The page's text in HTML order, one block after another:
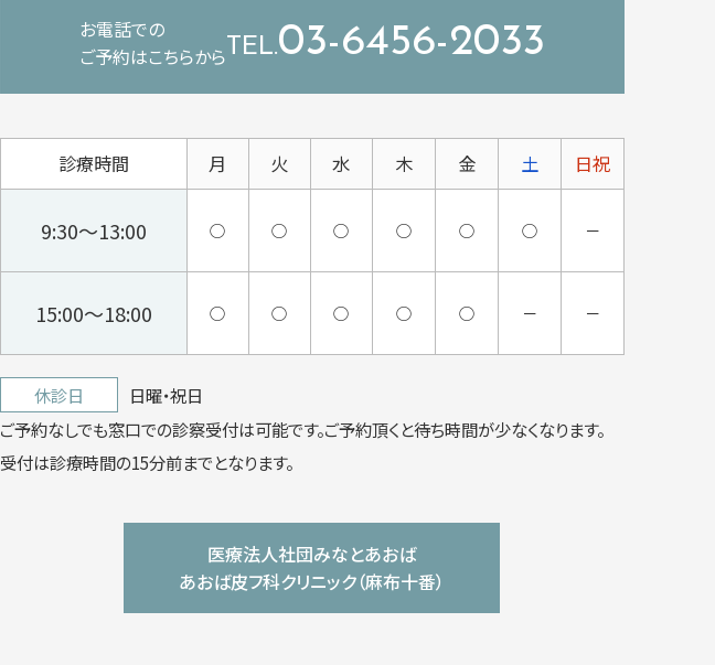
お電話での
ご予約はこちらから
03-6456-2033
休診日
日曜・祝日
ご予約なしでも窓口での診察受付は可能です。ご予約頂くと待ち時間が少なくなります。
受付は診療時間の15分前までとなります。
診療時間 月 火 水 木 金 土 日祝
9:30～13:00 ○ ○ ○ ○ ○ ○ －
15:00～18:00 ○ ○ ○ ○ ○ － －
医療法人社団みなとあおば
あおば皮フ科クリニック（麻布十番）